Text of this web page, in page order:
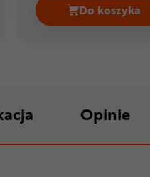
FINISH LINE Dry Lube
Do koszyka
Opinie